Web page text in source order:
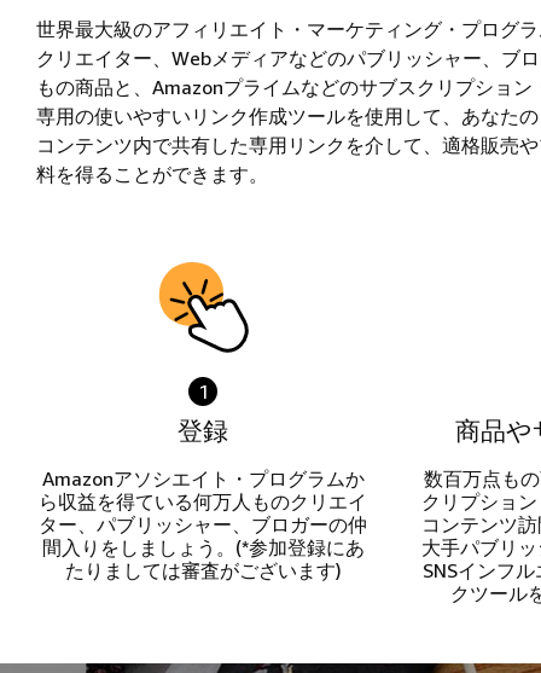
世界最大級のアフィリエイト・マーケティング・プログ
クリエイター、Webメディアなどのパブリッシャー、ブ
もの商品と、Amazonプライムなどのサブスクリプショ
専用の使いやすいリンク作成ツールを使用して、あなた
コンテンツ内で共有した専用リンクを介して、適格販売
料を得ることができます。
1
登録
Amazonアソシエイト・プログラムか
ら収益を得ている何万人ものクリエイ
ター、パブリッシャー、ブロガーの仲
間入りをしましょう。(*参加登録にあ
たりましては審査がございます)
商品や
数百万点も
クリプショ
コンテンツ
大手パブリ
SNSインフ
クツール